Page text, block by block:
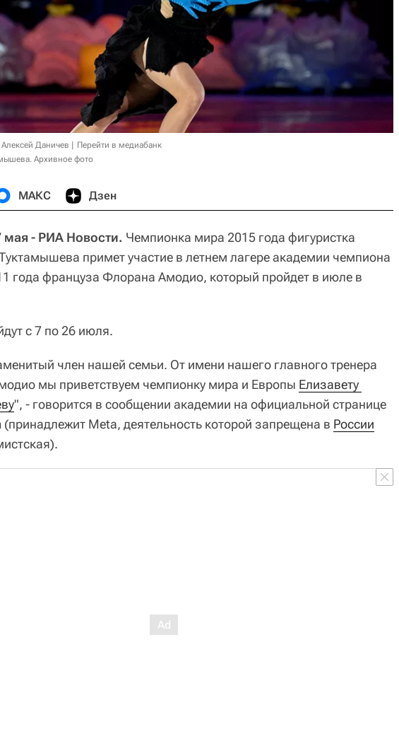
Даничев
Перейти в медиабанк
Архивное фото
МАКС Дзен
- РИА Новости. Чемпионка мира 2015 года фигуристка
примет участие в летнем лагере академии чемпиона
года француза Флорана Амодио, который пройдет в июле в
с 7 по 26 июля.
член нашей семьи. От имени нашего главного тренера
мы приветствуем чемпионку мира и Европы Елизавету
", - говорится в сообщении академии на официальной странице
Meta, деятельность которой запрещена в России